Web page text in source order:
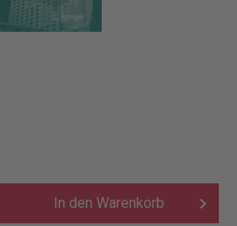
In den Warenkorb